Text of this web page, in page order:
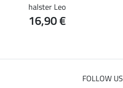
halster Leo
16,90 €
FOLLOW US